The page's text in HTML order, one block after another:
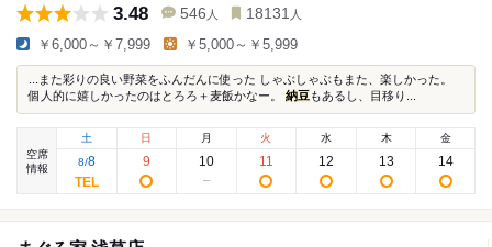
3.48 546 人 18131 人
￥6,000～￥7,999 ￥5,000～￥5,999
...また彩りの良い野菜をふんだんに使った しゃぶしゃぶもまた、楽しかった。
個人的に嬉しかったのはとろろ＋麦飯かなー。 納豆 もあるし、目移り...
空席
情報
土
8/8
日
9
月
10
火
11
水
12
木
13
金
14